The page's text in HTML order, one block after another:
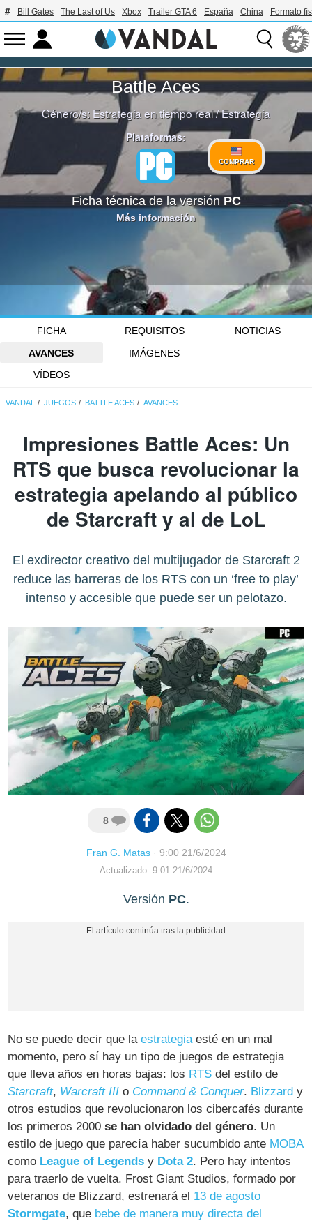
Bill Gates The Last of Us Xbox Trailer GTA 6 España China Formato
Battle Aces
Género/s: Estrategia en tiempo real/Estrategia
Plataformas:
COMPRAR
Ficha técnica de la versión PC
Más información
FICHA REQUISITOS
NOTICIAS
AVANCES
IMÁGENES
VÍDEOS
VANDAL JUEGOS BATTLE ACES AVANCES
Impresiones Battle Aces: Un
RTS que busca revolucionar la
estrategia apelando al público
de Starcraft y al de LoL
El exdirector creativo del multijugador de Starcraft 2
reduce las barreras de los RTS con un ‘free to play’
intenso y accesible que puede ser un pelotazo.
8
Fran G. Matas· 9:00 21/6/2024
Actualizado: 9:01 21/6/2024
Versión PC.
No se puede decir que laestrategiaesté en un mal
momento, pero sí hay un tipo de juegos de estrategia
que lleva años en horas bajas: los RTS del estilo de
Starcraft, Warcraft III o Command & Conquer. Blizzard y
otros estudios que revolucionaron los cibercafés durante
los primeros 2000se han olvidado del género. Un
estilo de juego que parecía haber sucumbido ante MOBA
como League of Legends y Dota 2. Pero hay intentos
para traerlo de vuelta. Frost Giant Studios, formado por
veteranos de Blizzard, estrenará el 13 de agosto
Stormgate, que bebe de manera muy directa del